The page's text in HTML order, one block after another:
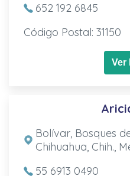
652 192 6845
Código Postal: 31150
Ver
Bolívar, Bosques
Chihuahua, Chih.,
55 6913 0490